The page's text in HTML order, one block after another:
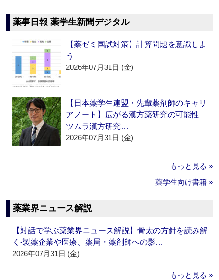
薬事日報 薬学生新聞デジタル
【薬ゼミ国試対策】計算問題を意識しよ
う
2026年07月31日 (金)
【日本薬学生連盟・先輩薬剤師のキャリ
アノート】広がる漢方薬研究の可能性
ツムラ漢方研究…
2026年07月31日 (金)
もっと見る »
薬学生向け書籍 »
薬業界ニュース解説
【対話で学ぶ薬業界ニュース解説】骨太の方針を読み解
く‐製薬企業や医療、薬局・薬剤師への影…
2026年07月31日 (金)
もっと見る »